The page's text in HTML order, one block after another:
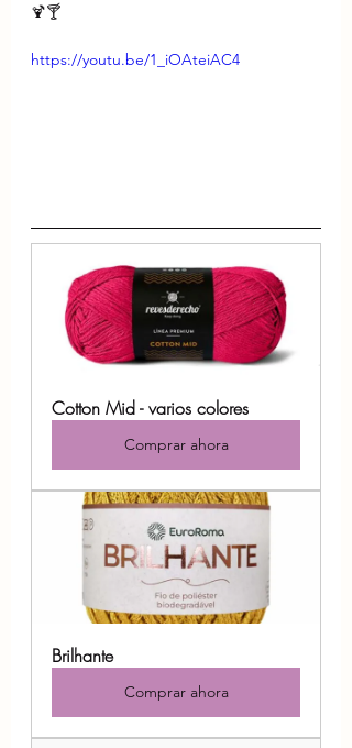
🍹🍸
https://youtu.be/1_iOAteiAC4
Cotton Mid - varios colores
Comprar ahora
Brilhante
Comprar ahora